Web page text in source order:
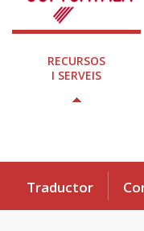
RECURSOS
I SERVEIS
Traductor